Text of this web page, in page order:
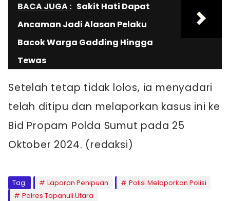
BACA JUGA : Sakit Hati Dapat
Ancaman Jadi Alasan Pelaku
Bacok Warga Gadding Hingga
Tewas
Setelah tetap tidak lolos, ia menyadari
telah ditipu dan melaporkan kasus ini ke
Bid Propam Polda Sumut pada 25
Oktober 2024. (redaksi)
Tag: Laporan Penipuan
Polisi Melaporkan Polisi
Polres Tapanuli Utara